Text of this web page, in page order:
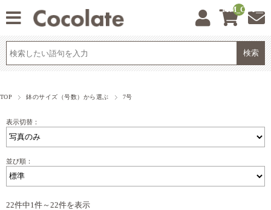
__ITM_CNT__
TOP 鉢のサイズ（号数）から選ぶ 7号
表示切替：
並び順：
22件中1件～22件を表示